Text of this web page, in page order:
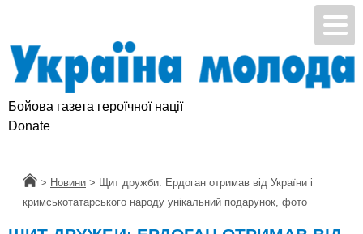
Бойова газета героїчної нації
Підтримай УМ
Головна
> Новини > Щит дружби: Ердоган отримав від України і
кримськотатарського народу унікальний подарунок, фото